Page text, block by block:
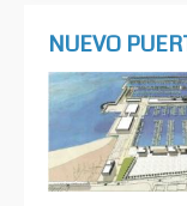
NUEVO